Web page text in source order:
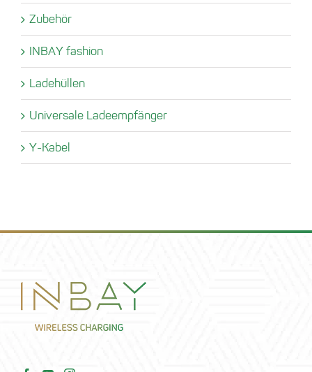
Zubehör
INBAY fashion
Ladehüllen
Universale Ladeempfänger
Y-Kabel